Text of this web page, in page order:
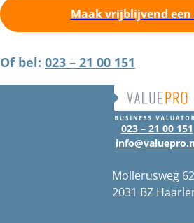
Maak vrijblijvend
Of bel: 023 – 21 00 151
023 – 21 00 151
Mollerusweg 62
2031 BZ